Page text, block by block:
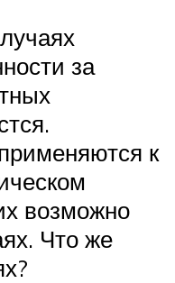
за
к
возможно
Что же